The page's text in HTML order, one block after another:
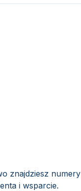
znajdziesz
i wsparcie.